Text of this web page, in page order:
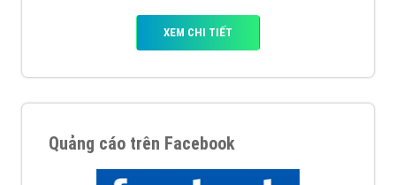
XEM CHI TIẾT
Quảng cáo trên Facebook